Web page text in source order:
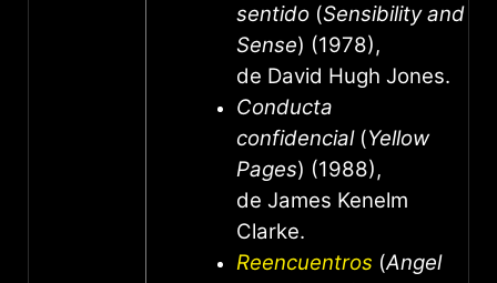
sentido (Sensibility and
Sense) (1978),
de David Hugh Jones.
Conducta
confidencial(Yellow
Pages) (1988),
de James Kenelm
Clarke.
Reencuentros (Angel